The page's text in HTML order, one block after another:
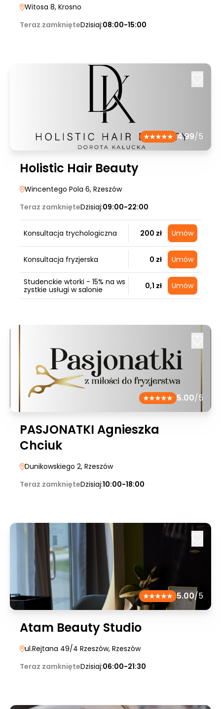
Witosa 8, Krosno
Teraz zamknięteDzisiaj:08:00-15:00
4.99/5
Holistic Hair Beauty
Wincentego Pola 6, Rzeszów
Teraz zamknięteDzisiaj:09:00-22:00
Konsultacja trychologiczna 200 zł Umów
Konsultacja fryzjerska 0 zł Umów
Studenckie wtorki - 15% na ws
zystkie usługi w salonie
0,1 zł Umów
5.00/5
PASJONATKI Agnieszka
Chciuk
Dunikowskiego 2, Rzeszów
Teraz zamknięteDzisiaj:10:00-18:00
5.00/5
Atam Beauty Studio
ul.Rejtana 49/4 Rzeszów, Rzeszów
Teraz zamknięteDzisiaj:06:00-21:30